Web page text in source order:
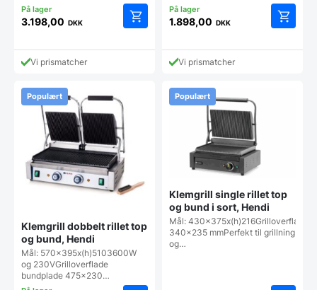
3.198,00 DKK
Vi prismatcher
1.898,00 DKK
Vi prismatcher
Populært
Klemgrill dobbelt rillet top
og bund, Hendi
Mål: 570x395x(h)5103600W
og 230VGrilloverflade
bundplade 475x230…
Populært
Klemgrill single rillet top
og bund i sort, Hendi
Mål: 430x375x(h)216Grilloverflade:
340x235 mmPerfekt til grillning
og…